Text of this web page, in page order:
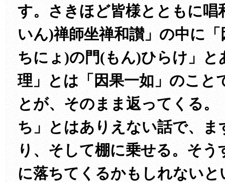
す。さきほど皆様とともに唱
いん)禅師坐禅和讃」の中に
ちにょ)の門(もん)ひらけ」と
理」とは「因果一如」のこと
とが、そのまま返ってくる。
ち」とはありえない話で、ま
り、そして棚に乗せる。そ
に落ちてくるかもしれない